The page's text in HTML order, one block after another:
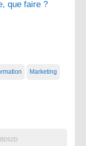
que faire ?
Marketing